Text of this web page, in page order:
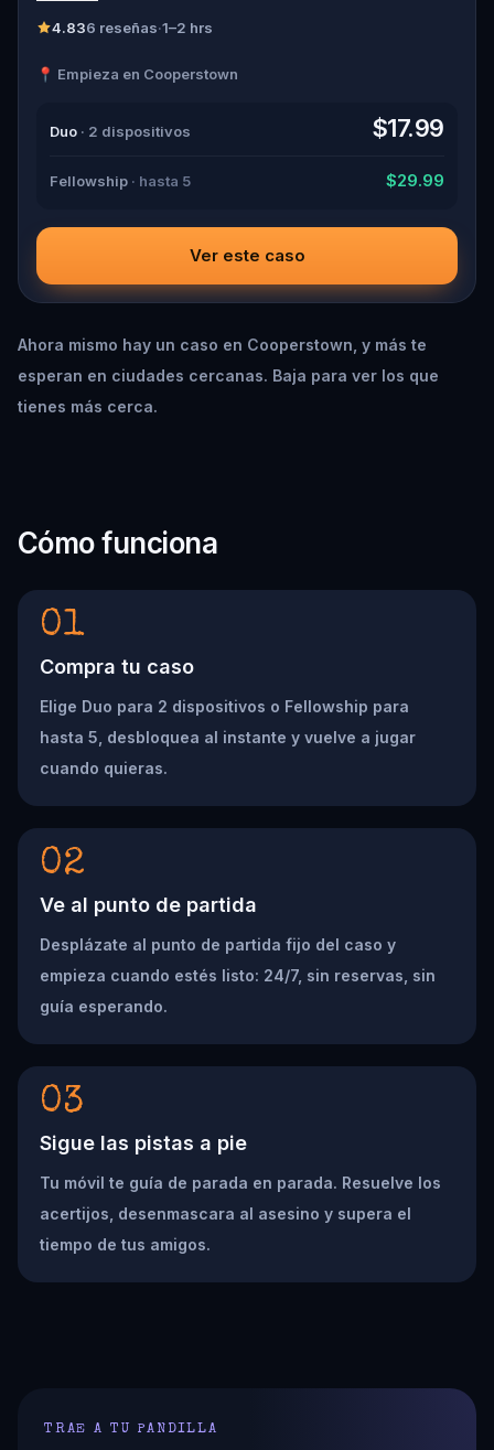
Walter, the obsessed boyfriend? Percy, the ghost tour
suspects, and expose the real murderer before they strike
4.836 reseñas·1–2 hrs
📍 Empieza en Cooperstown
Duo · 2 dispositivos $17.99
Fellowship · hasta 5 $29.99
Ver este caso
Ahora mismo hay un caso en Cooperstown, y más te
esperan en ciudades cercanas. Baja para ver los que
tienes más cerca.
Cómo funciona
01
Compra tu caso
Elige Duo para 2 dispositivos o Fellowship para
hasta 5, desbloquea al instante y vuelve a jugar
cuando quieras.
02
Ve al punto de partida
Desplázate al punto de partida fijo del caso y
empieza cuando estés listo: 24/7, sin reservas, sin
guía esperando.
03
Sigue las pistas a pie
Tu móvil te guía de parada en parada. Resuelve los
acertijos, desenmascara al asesino y supera el
tiempo de tus amigos.
TRAE A TU PANDILLA